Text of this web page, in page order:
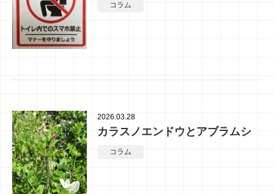
コラム
2026.03.28
カラスノエンドウとアブラムシ
コラム